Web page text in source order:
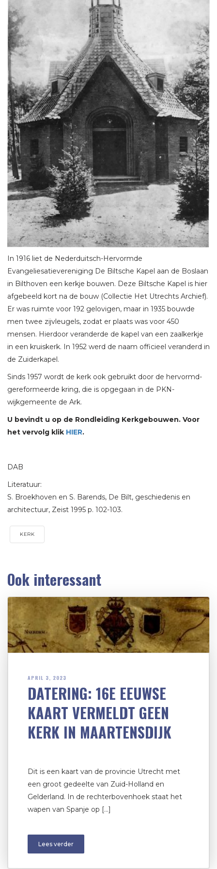
In 1916 liet de Nederduitsch-Hervormde
Evangeliesatievereniging De Biltsche Kapel aan de Boslaan
in Bilthoven een kerkje bouwen. Deze Biltsche Kapel is hier
afgebeeld kort na de bouw (Collectie Het Utrechts Archief).
Er was ruimte voor 192 gelovigen, maar in 1935 bouwde
men twee zijvleugels, zodat er plaats was voor 450
mensen. Hierdoor veranderde de kapel van een zaalkerkje
in een kruiskerk. In 1952 werd de naam officieel veranderd in
de Zuiderkapel.
Sinds 1957 wordt de kerk ook gebruikt door de hervormd-
gereformeerde kring, die is opgegaan in de PKN-
wijkgemeente de Ark.
U bevindt u op de Rondleiding Kerkgebouwen. Voor
het vervolg klik HIER.
DAB
Literatuur:
S. Broekhoven en S. Barends, De Bilt, geschiedenis en
architectuur, Zeist 1995 p. 102-103.
KERK
Ook interessant
APRIL 3, 2023
DATERING: 16E EEUWSE
KAART VERMELDT GEEN
KERK IN MAARTENSDIJK
Dit is een kaart van de provincie Utrecht met
een groot gedeelte van Zuid-Holland en
Gelderland. In de rechterbovenhoek staat het
wapen van Spanje op […]
Lees verder